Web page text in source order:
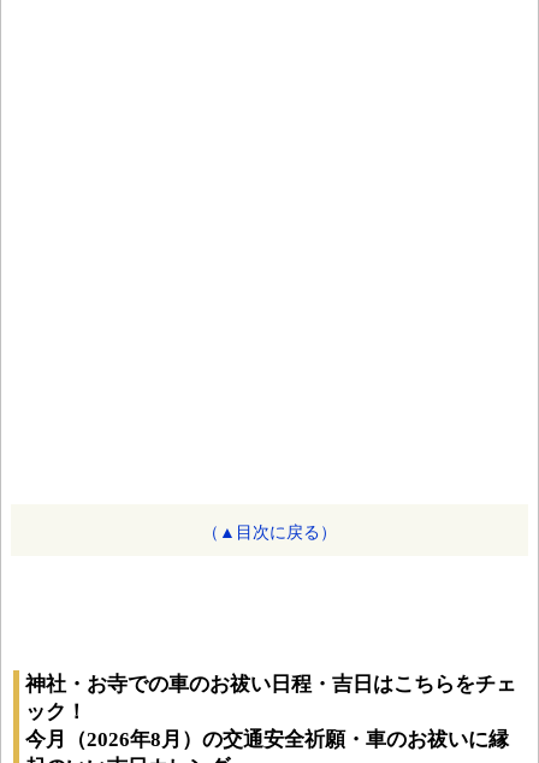
（▲目次に戻る）
神社・お寺での車のお祓い日程・吉日はこちらをチェ
ック！
今月（2026年8月）の交通安全祈願・車のお祓いに縁